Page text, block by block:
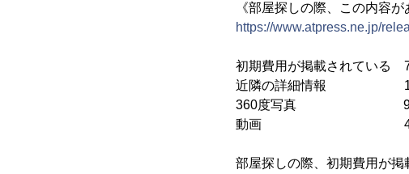
《部屋探しの際、この内容
https://www.atpress.ne.jp/
初期費用が掲載されている
近隣の詳細情報
360度写真 9
動画 4
部屋探しの際、初期費用が